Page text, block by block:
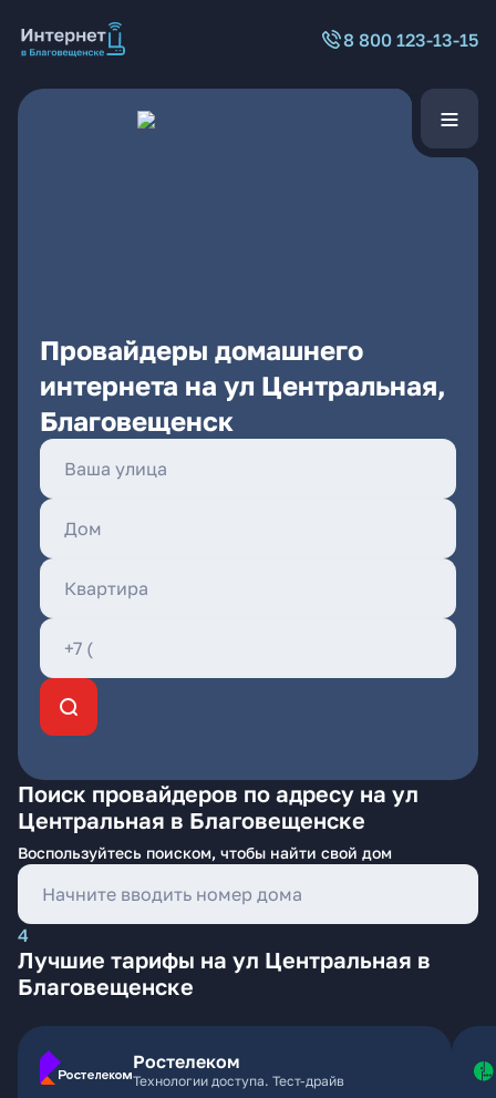
8 800 123-13-15
Провайдеры домашнего
интернета на ул Центральная,
Благовещенск
Поиск провайдеров по адресу на ул
Центральная в Благовещенске
Воспользуйтесь поиском, чтобы найти свой дом
4
Лучшие тарифы на ул Центральная в
Благовещенске
Ростелеком
Технологии доступа. Тест-драйв